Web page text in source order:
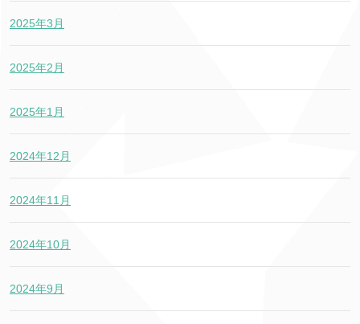
2025年3月
2025年2月
2025年1月
2024年12月
2024年11月
2024年10月
2024年9月